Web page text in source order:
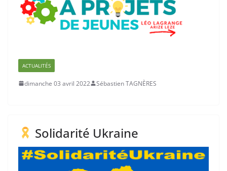
ACTUALITÉS
dimanche 03 avril 2022 Sébastien TAGNÈRES
Solidarité Ukraine